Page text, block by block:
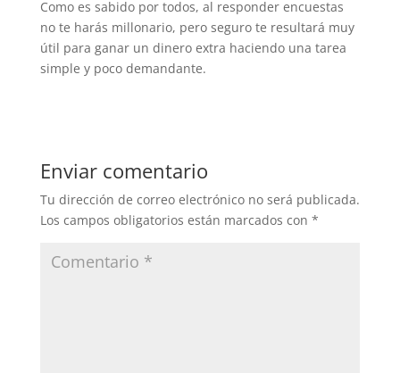
Como es sabido por todos, al responder encuestas
no te harás millonario, pero seguro te resultará muy
útil para ganar un dinero extra haciendo una tarea
simple y poco demandante.
Enviar comentario
Tu dirección de correo electrónico no será publicada.
Los campos obligatorios están marcados con *